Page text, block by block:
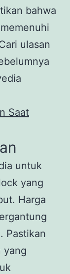
bahwa
ulasan
Saat
untuk
yang
Harga
Pastikan
yang